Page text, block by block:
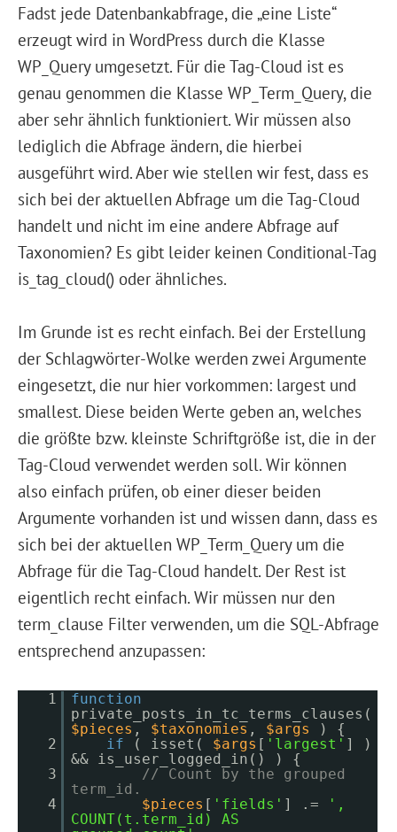
Fadst jede Datenbankabfrage, die „eine Liste“
erzeugt wird in WordPress durch die Klasse
WP_Query umgesetzt. Für die Tag-Cloud ist es
genau genommen die Klasse WP_Term_Query, die
aber sehr ähnlich funktioniert. Wir müssen also
lediglich die Abfrage ändern, die hierbei
ausgeführt wird. Aber wie stellen wir fest, dass es
sich bei der aktuellen Abfrage um die Tag-Cloud
handelt und nicht im eine andere Abfrage auf
Taxonomien? Es gibt leider keinen Conditional-Tag
is_tag_cloud() oder ähnliches.
Im Grunde ist es recht einfach. Bei der Erstellung
der Schlagwörter-Wolke werden zwei Argumente
eingesetzt, die nur hier vorkommen: largest und
smallest. Diese beiden Werte geben an, welches
die größte bzw. kleinste Schriftgröße ist, die in der
Tag-Cloud verwendet werden soll. Wir können
also einfach prüfen, ob einer dieser beiden
Argumente vorhanden ist und wissen dann, dass es
sich bei der aktuellen WP_Term_Query um die
Abfrage für die Tag-Cloud handelt. Der Rest ist
eigentlich recht einfach. Wir müssen nur den
term_clause Filter verwenden, um die SQL-Abfrage
entsprechend anzupassen:
1
function
private_posts_in_tc_terms_clauses(
$pieces , $taxonomies , $args
) {
2
if ( isset( $args [ 'largest' ] )
&& is_user_logged_in() ) {
3
// Count by the grouped
term_id.
4
$pieces [ 'fields' ] .=
',
COUNT(t.term_id) AS